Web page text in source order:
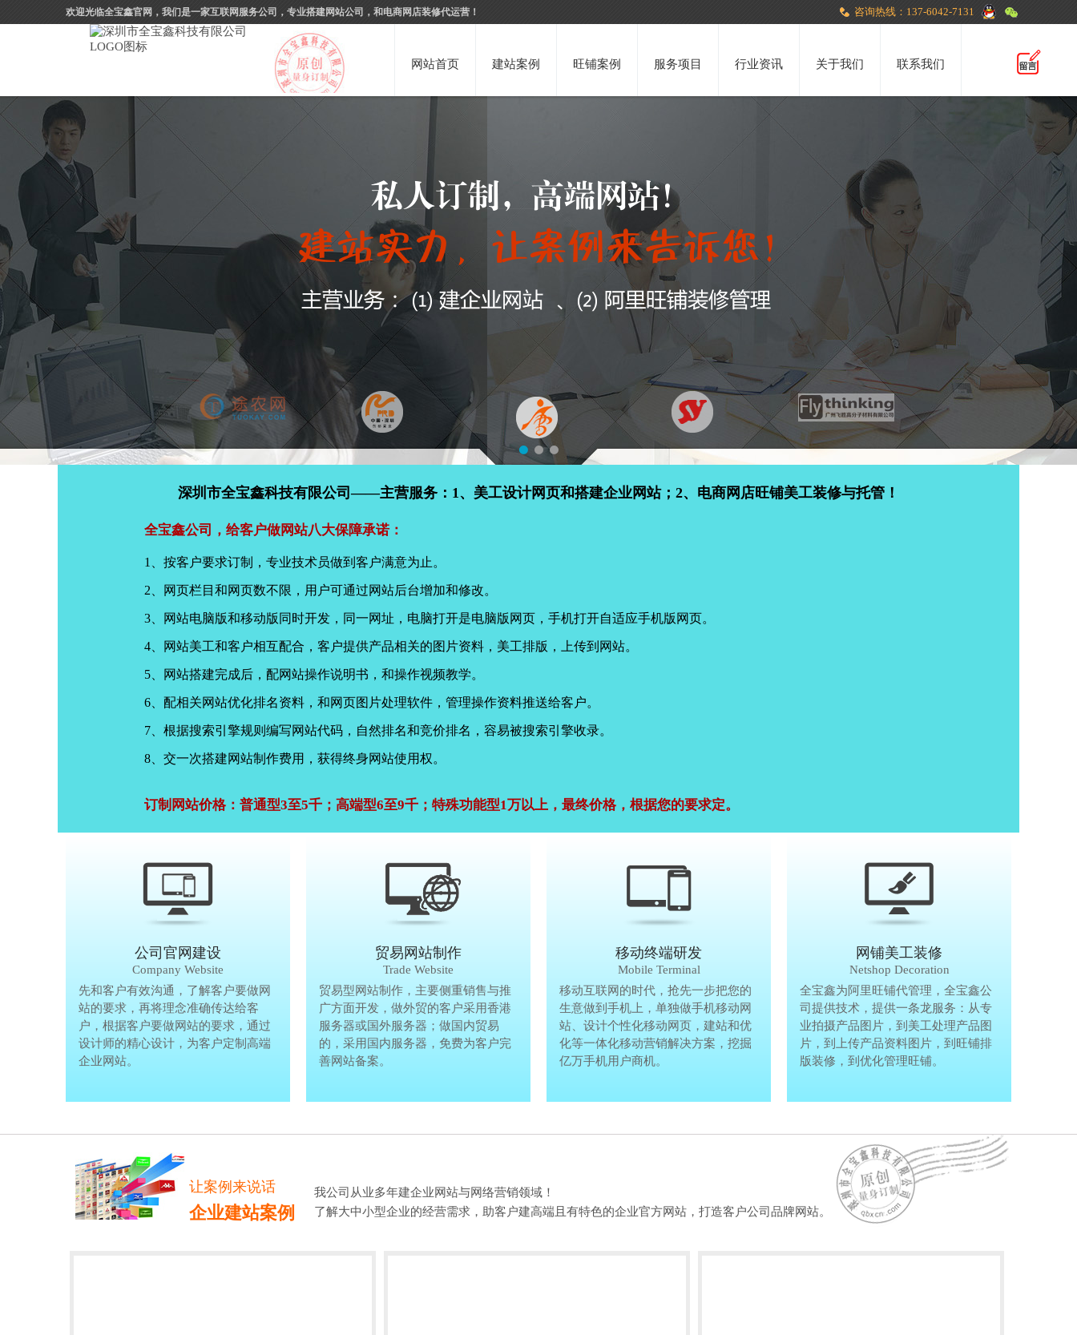
欢迎光临全宝鑫官网，我们是一家互联网服务公司，专业搭建网站公司，和电商网店装修代运营！ 咨询热线：137-6042-7131
网站首页 建站案例 旺铺案例 服务项目 行业资讯 关于我们 联系我们
深圳市全宝鑫科技有限公司——主营服务：1、美工设计网页和搭建企业网站；2、电商网店旺铺美工装修与托管！
全宝鑫公司，给客户做网站八大保障承诺：
1、按客户要求订制，专业技术员做到客户满意为止。
2、网页栏目和网页数不限，用户可通过网站后台增加和修改。
3、网站电脑版和移动版同时开发，同一网址，电脑打开是电脑版网页，手机打开自适应手机版网页。
4、网站美工和客户相互配合，客户提供产品相关的图片资料，美工排版，上传到网站。
5、网站搭建完成后，配网站操作说明书，和操作视频教学。
6、配相关网站优化排名资料，和网页图片处理软件，管理操作资料推送给客户。
7、根据搜索引擎规则编写网站代码，自然排名和竞价排名，容易被搜索引擎收录。
8、交一次搭建网站制作费用，获得终身网站使用权。
订制网站价格：普通型3至5千；高端型6至9千；特殊功能型1万以上，最终价格，根据您的要求定。
公司官网建设
Company Website
先和客户有效沟通，了解客户要做网
站的要求，再将理念准确传达给客
户，根据客户要做网站的要求，通过
设计师的精心设计，为客户定制高端
企业网站。
公司官网建设
Company Website
先和客户有效沟通，了解客户要做网
站的要求，再将理念准确传达给客
户，根据客户要做网站的要求，通过
设计师的精心设计，为客户定制高端
企业网站。
贸易网站制作
Trade Website
贸易型网站制作，主要侧重销售与推
广方面开发，做外贸的客户采用香港
服务器或国外服务器；做国内贸易
的，采用国内服务器，免费为客户完
善网站备案。
贸易网站制作
Trade Website
贸易型网站制作，主要侧重销售与推
广方面开发，做外贸的客户采用香港
服务器或国外服务器；做国内贸易
的，采用国内服务器，免费为客户完
善网站备案。
移动终端研发
Mobile Terminal
移动互联网的时代，抢先一步把您的
生意做到手机上，单独做手机移动网
站、设计个性化移动网页，建站和优
化等一体化移动营销解决方案，挖掘
亿万手机用户商机。
移动终端研发
Mobile Terminal
移动互联网的时代，抢先一步把您的
生意做到手机上，单独做手机移动网
站、设计个性化移动网页，建站和优
化等一体化移动营销解决方案，挖掘
亿万手机用户商机。
网铺美工装修
Netshop Decoration
全宝鑫为阿里旺铺代管理，全宝鑫公
司提供技术，提供一条龙服务：从专
业拍摄产品图片，到美工处理产品图
片，到上传产品资料图片，到旺铺排
版装修，到优化管理旺铺。
让案例来说话
企业建站案例
我公司从业多年建企业网站与网络营销领域！
了解大中小型企业的经营需求，助客户建高端且有特色的企业官方网站，打造客户公司品牌网站。